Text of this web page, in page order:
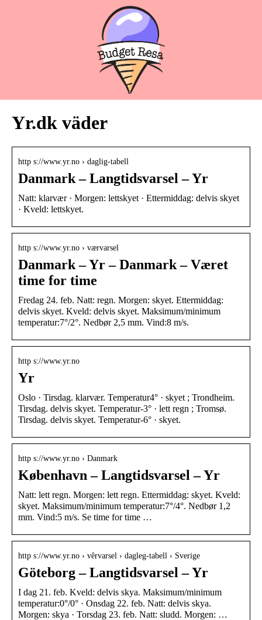
Yr.dk väder
http s://www.yr.no › daglig-tabell
Danmark – Langtidsvarsel – Yr
Natt: klarvær · Morgen: lettskyet · Ettermiddag: delvis skyet
· Kveld: lettskyet.
http s://www.yr.no › værvarsel
Danmark – Yr – Danmark – Været
time for time
Fredag 24. feb. Natt: regn. Morgen: skyet. Ettermiddag:
delvis skyet. Kveld: delvis skyet. Maksimum/minimum
temperatur:7°/2°. Nedbør 2,5 mm. Vind:8 m/s.
http s://www.yr.no
Yr
Oslo · Tirsdag. klarvær. Temperatur4° · skyet ; Trondheim.
Tirsdag. delvis skyet. Temperatur-3° · lett regn ; Tromsø.
Tirsdag. delvis skyet. Temperatur-6° · skyet.
http s://www.yr.no › Danmark
København – Langtidsvarsel – Yr
Natt: lett regn. Morgen: lett regn. Ettermiddag: skyet. Kveld:
skyet. Maksimum/minimum temperatur:7°/4°. Nedbør 1,2
mm. Vind:5 m/s. Se time for time …
http s://www.yr.no › vêrvarsel › dagleg-tabell › Sverige
Göteborg – Langtidsvarsel – Yr
I dag 21. feb. Kveld: delvis skya. Maksimum/minimum
temperatur:0°/0° · Onsdag 22. feb. Natt: delvis skya.
Morgen: skya · Torsdag 23. feb. Natt: sludd. Morgen: …